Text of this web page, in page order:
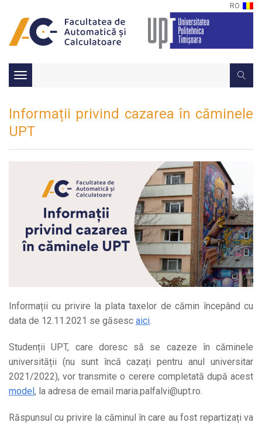
RO
Toggle
navigation
Informații privind cazarea în căminele
UPT
Informații cu privire la plata taxelor de cămin începând cu
data de 12.11.2021 se găsesc aici.
Studenții UPT, care doresc să se cazeze în căminele
universității (nu sunt încă cazați pentru anul universitar
2021/2022), vor transmite o cerere completată după acest
model , la adresa de email maria.palfalvi@upt.ro.
Răspunsul cu privire la căminul în care au fost repartizați va